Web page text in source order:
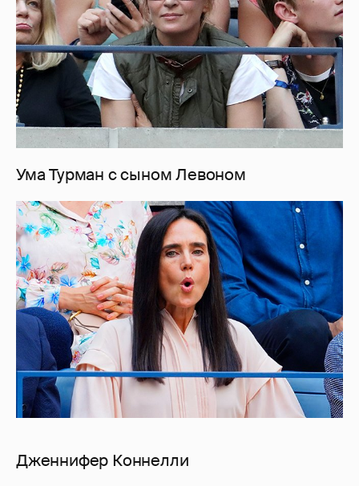
Ума Турман с сыном Левоном
Дженнифер Коннелли